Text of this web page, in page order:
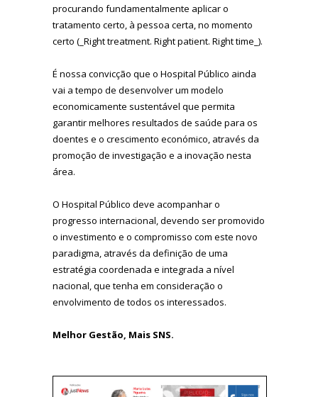
procurando fundamentalmente aplicar o
tratamento certo, à pessoa certa, no momento
certo (_Right treatment. Right patient. Right time_).
É nossa convicção que o Hospital Público ainda
vai a tempo de desenvolver um modelo
economicamente sustentável que permita
garantir melhores resultados de saúde para os
doentes e o crescimento económico, através da
promoção de investigação e a inovação nesta
área.
O Hospital Público deve acompanhar o
progresso internacional, devendo ser promovido
o investimento e o compromisso com este novo
paradigma, através da definição de uma
estratégia coordenada e integrada a nível
nacional, que tenha em consideração o
envolvimento de todos os interessados.
Melhor Gestão, Mais SNS.